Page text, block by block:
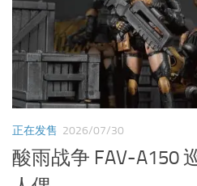
正在发售 2026/07/30
酸雨战争 FAV-A150